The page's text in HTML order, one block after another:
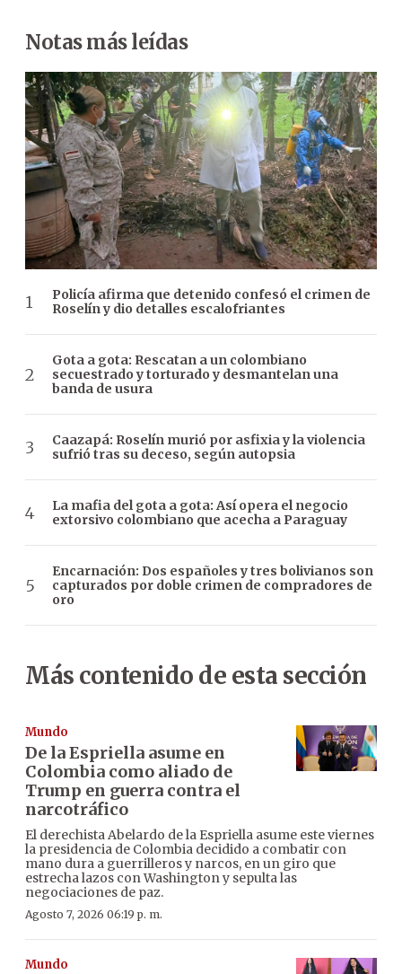
Notas más leídas
Policía afirma que detenido confesó el crimen de
Roselín y dio detalles escalofriantes
Gota a gota: Rescatan a un colombiano
secuestrado y torturado y desmantelan una
banda de usura
Caazapá: Roselín murió por asfixia y la violencia
sufrió tras su deceso, según autopsia
La mafia del gota a gota: Así opera el negocio
extorsivo colombiano que acecha a Paraguay
Encarnación: Dos españoles y tres bolivianos son
capturados por doble crimen de compradores de
oro
Más contenido de esta sección
Mundo
De la Espriella asume en
Colombia como aliado de
Trump en guerra contra el
narcotráfico
El derechista Abelardo de la Espriella asume este viernes
la presidencia de Colombia decidido a combatir con
mano dura a guerrilleros y narcos, en un giro que
estrecha lazos con Washington y sepulta las
negociaciones de paz.
Agosto 7, 2026 06:19 p. m.
Mundo